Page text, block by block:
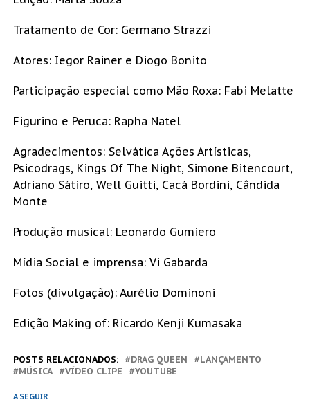
Tratamento de Cor: Germano Strazzi
Atores: Iegor Rainer e Diogo Bonito
Participação especial como Mão Roxa: Fabi Melatte
Figurino e Peruca: Rapha Natel
Agradecimentos: Selvática Ações Artísticas,
Psicodrags, Kings Of The Night, Simone Bitencourt,
Adriano Sátiro, Well Guitti, Cacá Bordini, Cândida
Monte
Produção musical: Leonardo Gumiero
Mídia Social e imprensa: Vi Gabarda
Fotos (divulgação): Aurélio Dominoni
Edição Making of: Ricardo Kenji Kumasaka
POSTS RELACIONADOS: DRAG QUEEN
LANÇAMENTO
MÚSICA
VÍDEO CLIPE YOUTUBE
A SEGUIR